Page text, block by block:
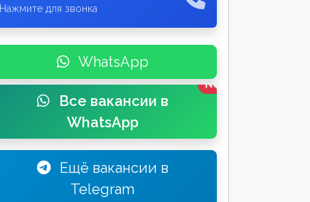
Нажмите для звонка
WhatsApp
Все вакансии в
WhatsApp
New
Ещё вакансии в
Telegram